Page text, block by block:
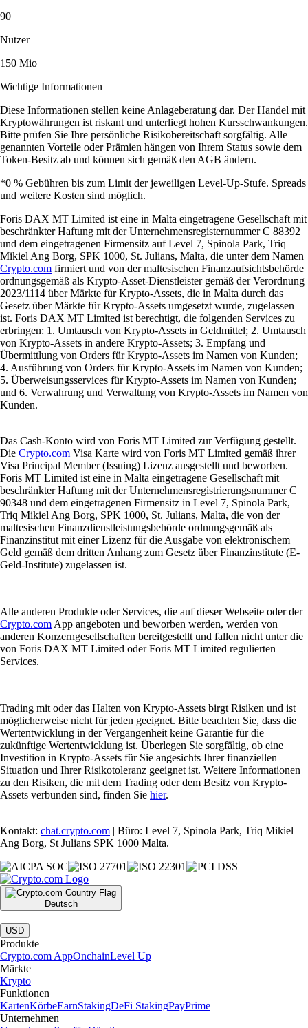
90
Nutzer
150 Mio
Wichtige Informationen
Diese Informationen stellen keine Anlageberatung dar. Der Handel mit
Kryptowährungen ist riskant und unterliegt hohen Kursschwankungen.
Bitte prüfen Sie Ihre persönliche Risikobereitschaft sorgfältig. Alle
genannten Vorteile oder Prämien hängen von Ihrem Status sowie dem
Token-Besitz ab und können sich gemäß den AGB ändern.
*0 % Gebühren bis zum Limit der jeweiligen Level-Up-Stufe. Spreads
und weitere Kosten sind möglich.
Foris DAX MT Limited ist eine in Malta eingetragene Gesellschaft mit
beschränkter Haftung mit der Unternehmensregisternummer C 88392
und dem eingetragenen Firmensitz auf Level 7, Spinola Park, Triq
Mikiel Ang Borg, SPK 1000, St. Julians, Malta, die unter dem Namen
Crypto.com firmiert und von der maltesischen Finanzaufsichtsbehörde
ordnungsgemäß als Krypto-Asset-Dienstleister gemäß der Verordnung
2023/1114 über Märkte für Krypto-Assets, die in Malta durch das
Gesetz über Märkte für Krypto-Assets umgesetzt wurde, zugelassen
ist. Foris DAX MT Limited ist berechtigt, die folgenden Services zu
erbringen: 1. Umtausch von Krypto-Assets in Geldmittel; 2. Umtausch
von Krypto-Assets in andere Krypto-Assets; 3. Empfang und
Übermittlung von Orders für Krypto-Assets im Namen von Kunden;
4. Ausführung von Orders für Krypto-Assets im Namen von Kunden;
5. Überweisungsservices für Krypto-Assets im Namen von Kunden;
und 6. Verwahrung und Verwaltung von Krypto-Assets im Namen von
Kunden.
Das Cash-Konto wird von Foris MT Limited zur Verfügung gestellt.
Die Crypto.com Visa Karte wird von Foris MT Limited gemäß ihrer
Visa Principal Member (Issuing) Lizenz ausgestellt und beworben.
Foris MT Limited ist eine in Malta eingetragene Gesellschaft mit
beschränkter Haftung mit der Unternehmensregistrierungsnummer C
90348 und dem eingetragenen Firmensitz in Level 7, Spinola Park,
Triq Mikiel Ang Borg, SPK 1000, St. Julians, Malta, die von der
maltesischen Finanzdienstleistungsbehörde ordnungsgemäß als
Finanzinstitut mit einer Lizenz für die Ausgabe von elektronischem
Geld gemäß dem dritten Anhang zum Gesetz über Finanzinstitute (E-
Geld-Institute) zugelassen ist.
Alle anderen Produkte oder Services, die auf dieser Webseite oder der
Crypto.com App angeboten und beworben werden, werden von
anderen Konzerngesellschaften bereitgestellt und fallen nicht unter die
von Foris DAX MT Limited oder Foris MT Limited regulierten
Services.
Trading mit oder das Halten von Krypto-Assets birgt Risiken und ist
möglicherweise nicht für jeden geeignet. Bitte beachten Sie, dass die
Wertentwicklung in der Vergangenheit keine Garantie für die
zukünftige Wertentwicklung ist. Überlegen Sie sorgfältig, ob eine
Investition in Krypto-Assets für Sie angesichts Ihrer finanziellen
Situation und Ihrer Risikotoleranz geeignet ist. Weitere Informationen
zu den Risiken, die mit dem Trading oder dem Besitz von Krypto-
Assets verbunden sind, finden Sie hier.
Kontakt: chat.crypto.com | Büro: Level 7, Spinola Park, Triq Mikiel
Ang Borg, St Julians SPK 1000 Malta.
Deutsch
|
USD
Produkte
Crypto.com AppOnchainLevel Up
Märkte
Krypto
Funktionen
KartenKörbeEarnStakingDeFi StakingPayPrime
Unternehmen